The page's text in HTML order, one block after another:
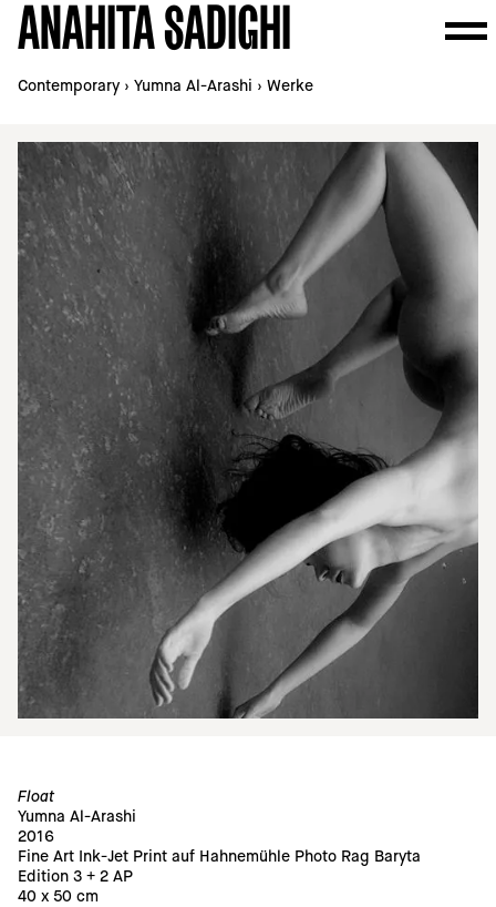
ANAHITA SADIGHI
Contemporary › Yumna Al-Arashi › Werke
Float
Yumna Al-Arashi
2016
Fine Art Ink-Jet Print auf Hahnemühle Photo Rag Baryta
Edition 3 + 2 AP
40 x 50 cm